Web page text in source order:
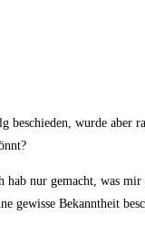
beschie­den, wur­de aber
nur gemacht, was
gewis­se Bekannt­heit